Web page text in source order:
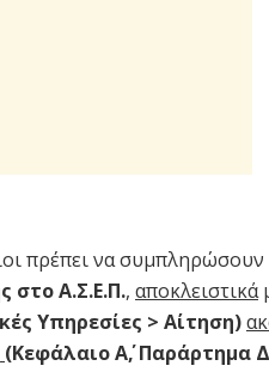
πρέπει να συμπληρώσουν
στο Α.Σ.Ε.Π., αποκλειστικά
Υπηρεσίες > Αίτηση)
(Κεφάλαιο Α΄, Παράρτημα